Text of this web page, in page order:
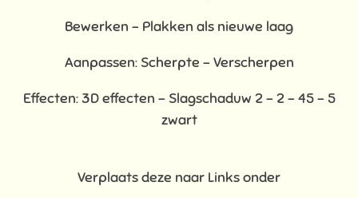
Bewerken - Plakken als nieuwe laag
Aanpassen: Scherpte – Verscherpen
Effecten: 3D effecten - Slagschaduw 2 – 2 – 45 – 5
zwart
Verplaats deze naar Links onder